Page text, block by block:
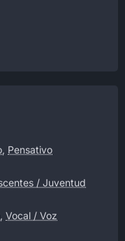
, Pensativo
/ Juventud
, Vocal / Voz